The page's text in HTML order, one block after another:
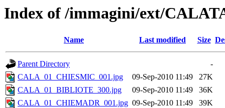
Index of /immagini/ext/
Name Last modified Size
Parent Directory
-
CALA_01_CHIESMIC_001.jpg
09-Sep-2010 11:49
27K
CALA_01_BIBLIOTE_300.jpg
09-Sep-2010 11:49
36K
CALA_01_CHIEMADR_001.jpg 09-Sep-2010 11:49
39K